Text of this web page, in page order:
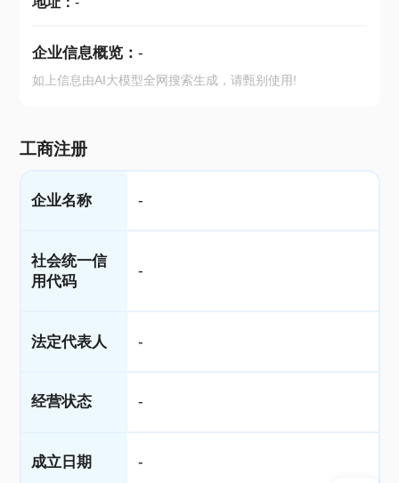
企业信息概览： -
如上信息由AI大模型全网搜索生成，请甄别使用!
工商注册
企业名称 -
社会统一信
用代码
-
法定代表人 -
经营状态 -
成立日期 -